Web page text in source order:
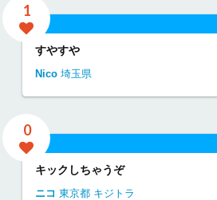
1
すやすや
Nico 埼玉県
0
キックしちゃうぞ
ニコ 東京都 キジトラ